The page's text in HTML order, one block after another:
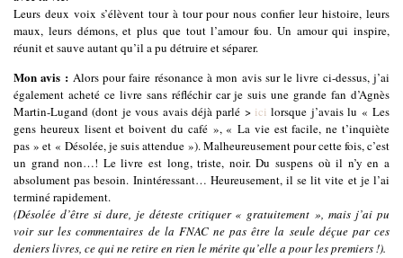
Leurs deux voix s’élèvent tour à tour pour nous confier leur histoire, leurs
maux, leurs démons, et plus que tout l’amour fou. Un amour qui inspire,
réunit et sauve autant qu’il a pu détruire et séparer.
Mon avis :Alors pour faire résonance à mon avis sur le livre ci-dessus, j’ai
également acheté ce livre sans réfléchir car je suis une grande fan d’Agnès
Martin-Lugand (dont je vous avais déjà parlé > ici lorsque j’avais lu « Les
gens heureux lisent et boivent du café », « La vie est facile, ne t’inquiète
pas » et « Désolée, je suis attendue »). Malheureusement pour cette fois, c’est
un grand non…! Le livre est long, triste, noir. Du suspens où il n’y en a
absolument pas besoin. Inintéressant… Heureusement, il se lit vite et je l’ai
terminé rapidement.
(Désolée d’être si dure, je déteste critiquer « gratuitement », mais j’ai pu
voir sur les commentaires de la FNAC ne pas être la seule déçue par ces
deniers livres, ce qui ne retire en rien le mérite qu’elle a pour les premiers !).